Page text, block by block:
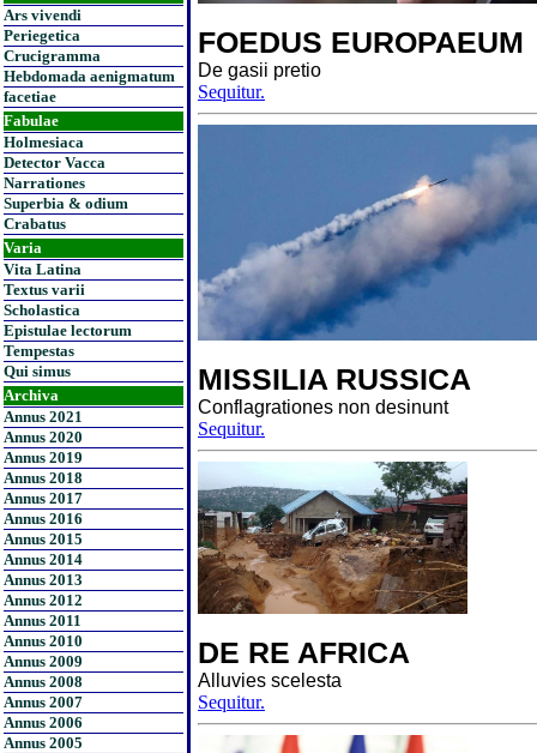
Ars vivendi
Periegetica
Crucigramma
Hebdomada aenigmatum
facetiae
Fabulae
Holmesiaca
Detector Vacca
Narrationes
Superbia & odium
Crabatus
Varia
Vita Latina
Textus varii
Scholastica
Epistulae lectorum
Tempestas
Qui simus
Archiva
Annus 2021
Annus 2020
Annus 2019
Annus 2018
Annus 2017
Annus 2016
Annus 2015
Annus 2014
Annus 2013
Annus 2012
Annus 2011
Annus 2010
Annus 2009
Annus 2008
Annus 2007
Annus 2006
Annus 2005
FOEDUS EUROPAEUM
De gasii pretio
Sequitur.
MISSILIA RUSSICA
Conflagrationes non desinunt
Sequitur.
DE RE AFRICA
Alluvies scelesta
Sequitur.